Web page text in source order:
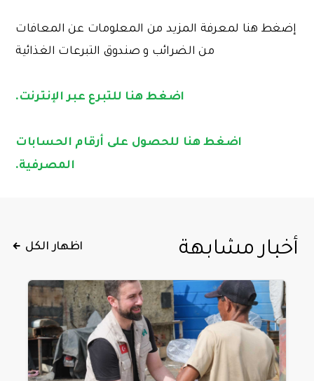
إضغط هنا لمعرفة المزيد من المعلومات عن المعافات
من الضرائب و صندوق التبرعات الغذائية
اضغط هنا للتبرع عبر الإنترنت.
اضغط هنا للحصول على أرقام الحسابات
المصرفية.
أخبار مشابهة اظهار الكل